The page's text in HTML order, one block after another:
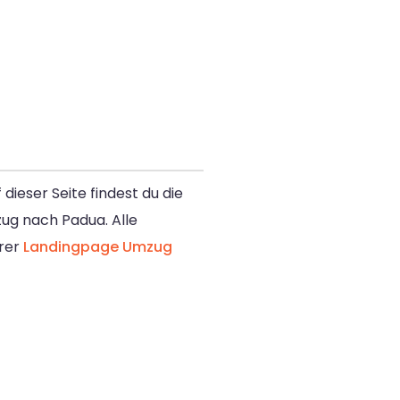
Seite findest du die
nach Padua. Alle
Landing­page Umzug